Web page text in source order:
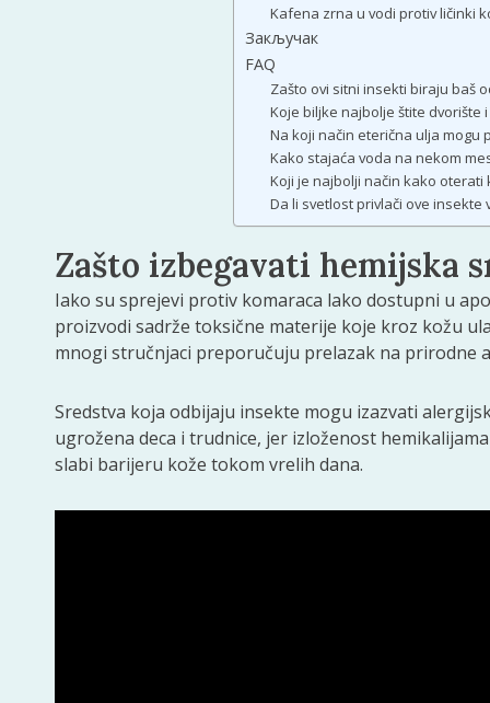
Kafena zrna u vodi protiv ličinki
Закључак
FAQ
Zašto ovi sitni insekti biraju baš
Koje biljke najbolje štite dvorište
Na koji način eterična ulja mogu
Kako stajaća voda na nekom
Koji je najbolji način kako
Da li svetlost privlači ove insekte
Zašto izbegavati hemijska
Iako su sprejevi protiv komaraca lako dostupni u
proizvodi sadrže toksične materije koje kroz kožu
mnogi stručnjaci preporučuju prelazak na prirodne
Sredstva koja odbijaju insekte mogu izazvati
ugrožena deca i trudnice, jer izloženost
slabi barijeru kože tokom vrelih dana.